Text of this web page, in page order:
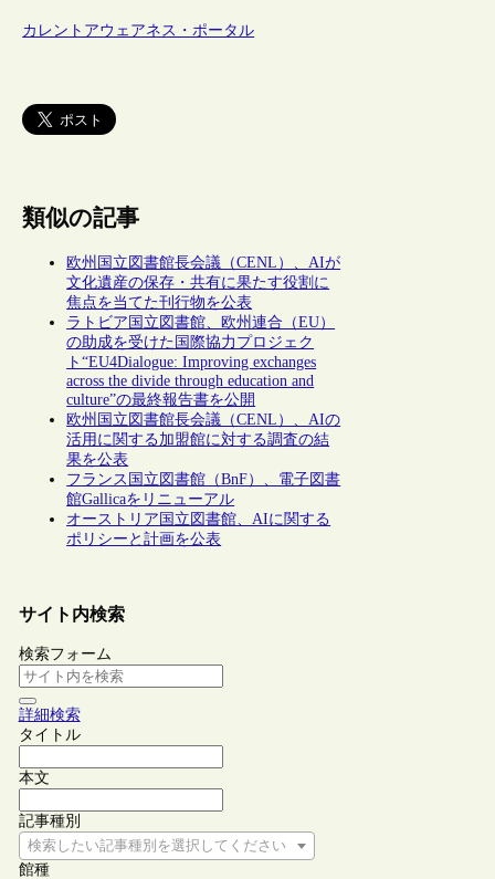
カレントアウェアネス・ポータル
類似の記事
欧州国立図書館長会議（CENL）、AIが
文化遺産の保存・共有に果たす役割に
焦点を当てた刊行物を公表
ラトビア国立図書館、欧州連合（EU）
の助成を受けた国際協力プロジェク
ト“EU4Dialogue: Improving exchanges
across the divide through education and
culture”の最終報告書を公開
欧州国立図書館長会議（CENL）、AIの
活用に関する加盟館に対する調査の結
果を公表
フランス国立図書館（BnF）、電子図書
館Gallicaをリニューアル
オーストリア国立図書館、AIに関する
ポリシーと計画を公表
サイト内検索
検索フォーム
詳細検索
タイトル
本文
記事種別
検索したい記事種別を選択してください
館種